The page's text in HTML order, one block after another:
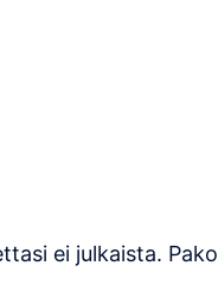
ei julkaista.